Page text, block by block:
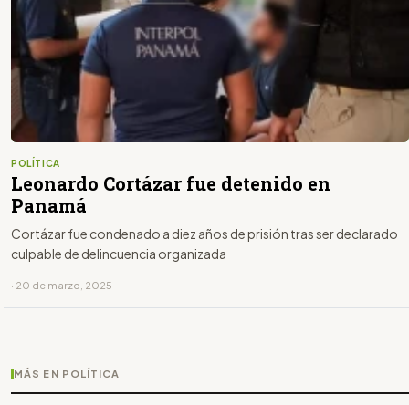
POLÍTICA
Leonardo Cortázar fue detenido en
Panamá
Cortázar fue condenado a diez años de prisión tras ser declarado
culpable de delincuencia organizada
· 20 de marzo, 2025
MÁS EN POLÍTICA